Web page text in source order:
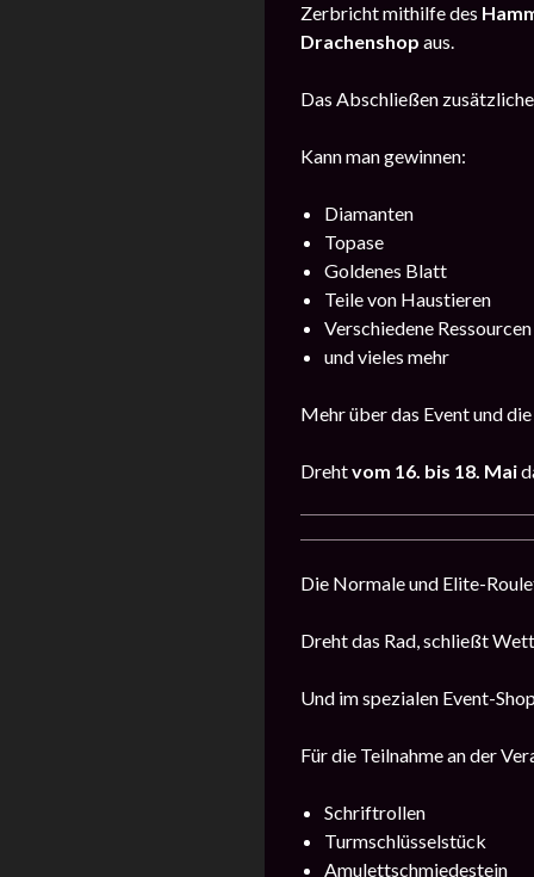
Zerbricht mithilfe des
Drachenshop aus.
Das Abschließen
Kann man gewinnen:
Diamanten
Topase
Goldenes Blatt
Teile von Haustieren
Verschiedene
und vieles mehr
Mehr über das Event und
Drehtvom 16. bis 18. Mai
Die Normale und Elite-
Dreht das Rad, schließt
Und im spezialen Event-
Für die Teilnahme an der
Schriftrollen
Turmschlüsselstück
Amulettschmiedestein